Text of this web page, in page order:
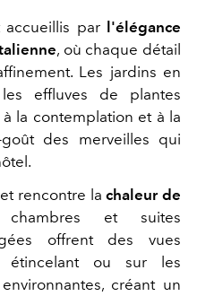
accueillis par
l'élégance
, où chaque détail
Les jardins en
effluves de plantes
la contemplation et à la
des merveilles qui
rencontre lachaleur de
et suites
offrent des vues
étincelant ou sur les
créant un